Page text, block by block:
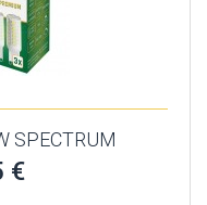
SPECTRUM
€